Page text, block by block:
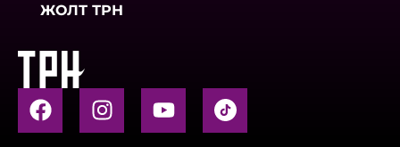
ЖОЛТ ТРН